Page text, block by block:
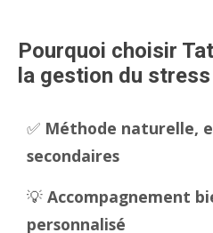
Pourquoi choisir
la gestion du
✅ Méthode naturelle,
secondaires
💡 Accompagnement
personnalisé